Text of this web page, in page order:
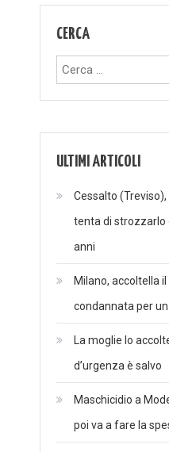
CERCA
ULTIMI ARTICOLI
Cessalto (Treviso),
tenta di strozzarlo
anni
Milano, accoltella
condannata per
La moglie lo
d’urgenza è salvo
Maschicidio a
poi va a fare la